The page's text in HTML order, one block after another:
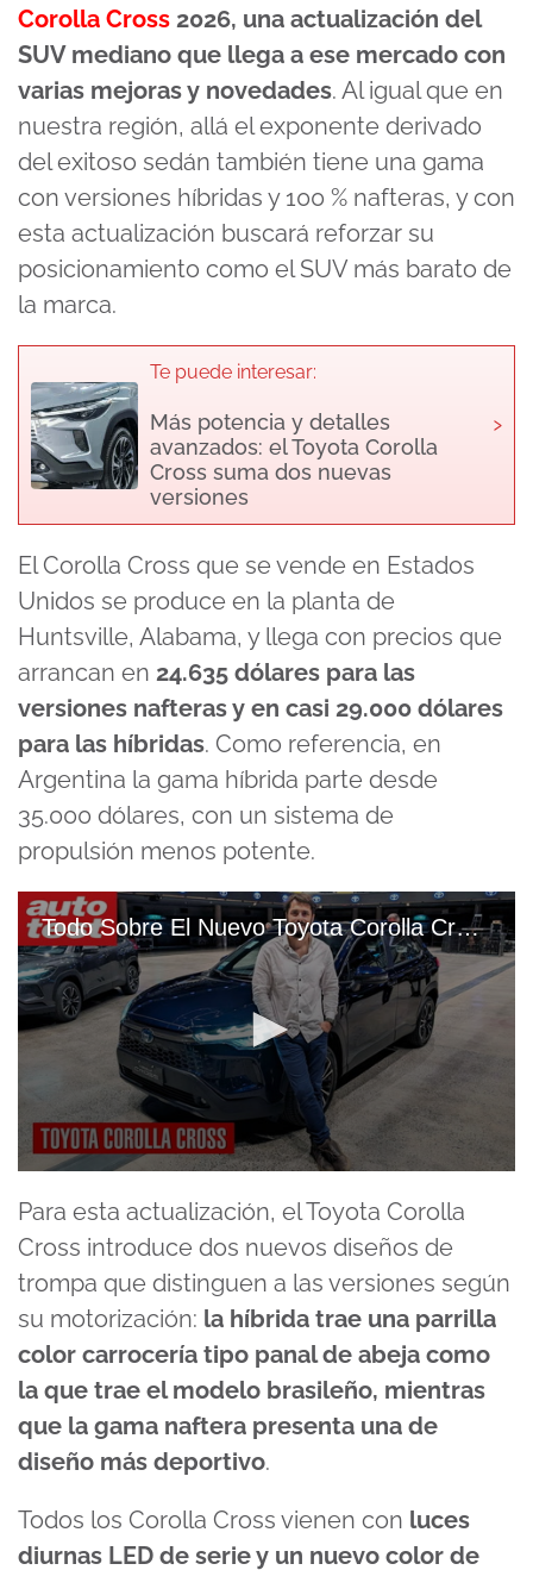
Corolla Cross 2026, una actualización del
SUV mediano que llega a ese mercado con
varias mejoras y novedades. Al igual que en
nuestra región, allá el exponente derivado
del exitoso sedán también tiene una gama
con versiones híbridas y 100 % nafteras, y con
esta actualización buscará reforzar su
posicionamiento como el SUV más barato de
la marca.
Te puede interesar:
Más potencia y detalles
avanzados: el Toyota Corolla
Cross suma dos nuevas
versiones
›
El Corolla Cross que se vende en Estados
Unidos se produce en la planta de
Huntsville, Alabama, y llega con precios que
arrancan en 24.635 dólares para las
versiones nafteras y en casi 29.000 dólares
para las híbridas. Como referencia, en
Argentina la gama híbrida parte desde
35.000 dólares, con un sistema de
propulsión menos potente.
Todo Sobre El Nuevo Toyota Corolla Cross
seconds
of
3
minutes,
6
seconds
Para esta actualización, el Toyota Corolla
Cross introduce dos nuevos diseños de
trompa que distinguen a las versiones según
su motorización: la híbrida trae una parrilla
color carrocería tipo panal de abeja como
la que trae el modelo brasileño, mientras
que la gama naftera presenta una de
diseño más deportivo.
Todos los Corolla Cross vienen con luces
diurnas LED de serie y un nuevo color de